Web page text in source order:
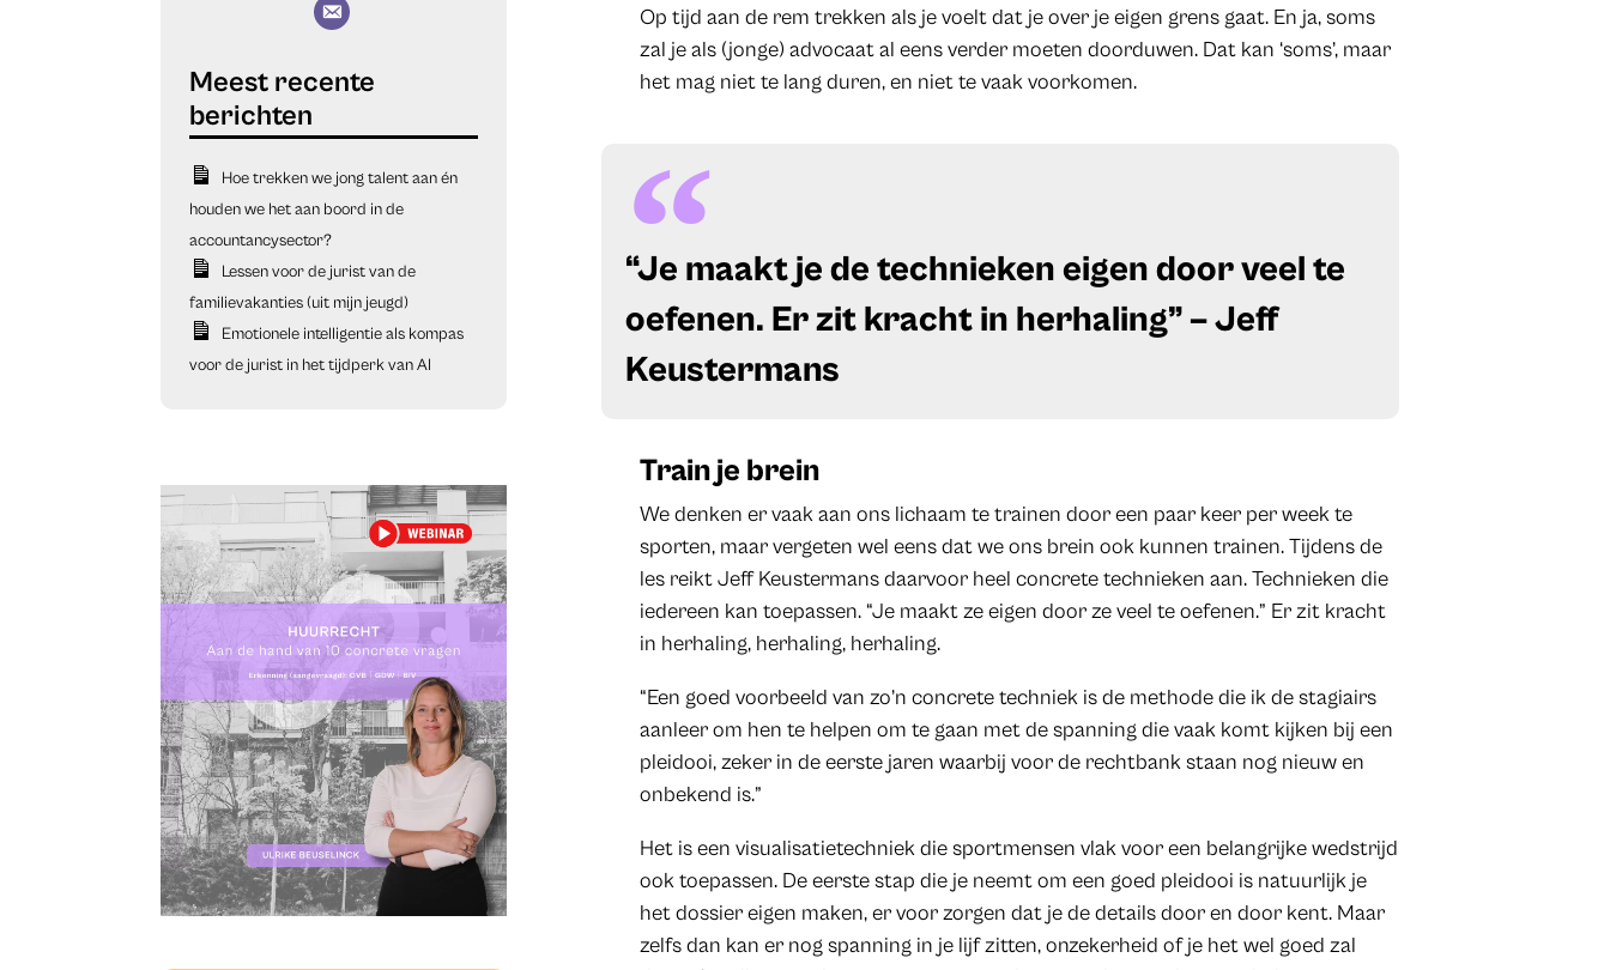
Hoe trekken we jong talent aan én
houden we het aan boord in de
accountancysector?
Lessen voor de jurist van de
familievakanties (uit mijn jeugd)
Emotionele intelligentie als kompas
voor de jurist in het tijdperk van AI
Op tijd aan de rem trekken als je voelt dat je over je eigen grens gaat. En ja, soms
zal je als (jonge) advocaat al eens verder moeten doorduwen. Dat kan ‘soms’, maar
het mag niet te lang duren, en niet te vaak voorkomen.
​“Je maakt je de technieken eigen door veel te
oefenen. Er zit kracht in herhaling” – Jeff
Keustermans
Train je brein
We denken er vaak aan ons lichaam te trainen door een paar keer per week te
sporten, maar vergeten wel eens dat we ons brein ook kunnen trainen. Tijdens de
les reikt Jeff Keustermans daarvoor heel concrete technieken aan. Technieken die
iedereen kan toepassen. “Je maakt ze eigen door ze veel te oefenen.” Er zit kracht
in herhaling, herhaling, herhaling.
“Een goed voorbeeld van zo’n concrete techniek is de methode die ik de stagiairs
aanleer om hen te helpen om te gaan met de spanning die vaak komt kijken bij een
pleidooi, zeker in de eerste jaren waarbij voor de rechtbank staan nog nieuw en
onbekend is.”
Het is een visualisatietechniek die sportmensen vlak voor een belangrijke wedstrijd
ook toepassen. De eerste stap die je neemt om een goed pleidooi is natuurlijk je
het dossier eigen maken, er voor zorgen dat je de details door en door kent. Maar
zelfs dan kan er nog spanning in je lijf zitten, onzekerheid of je het wel goed zal